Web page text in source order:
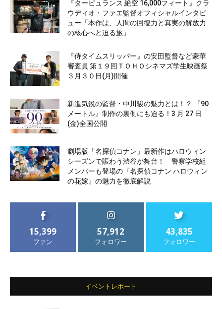
『タービュランス 絶空 16,000フィート』クラ
ウディオ・ファエ監督オフィシャルインタビ
ュー「本作は、人間の回復力と真実の解放力
の核心へと迫る旅」
『侍タイムスリッパー』の安田監督など豪華
審査員 第１９回ＴＯＨＯシネマズ学生映画祭
３月３０日(月)開催
新進気鋭の監督・中川駿の魅力とは！？ 『90
メートル』制作の裏側にも迫る！3 月 27 日
(金)全国公開
劇場版「名探偵コナン」最新作はハロウィン
シーズンで賑わう渋谷が舞台！ 警察学校組
メンバーも登場の『名探偵コナン ハロウィン
の花嫁』の魅力を徹底解説
15,399
ファン
57,912
フォロワー
43,835
フォロワー
イベントレポート